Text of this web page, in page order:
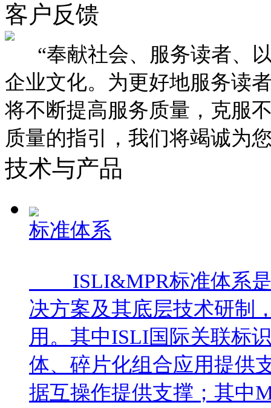
客户反馈
“奉献社会、服务读者、
企业文化。为更好地服务读
将不断提高服务质量，克服
质量的指引，我们将竭诚
技术与产品
标准体系
ISLI&MPR标准体系是
决方案及其底层技术研制
用。其中ISLI国际关联标
体、碎片化组合应用提供
据互操作提供支撑；其中